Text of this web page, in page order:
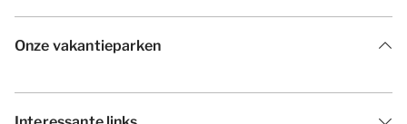
Onze vakantieparken